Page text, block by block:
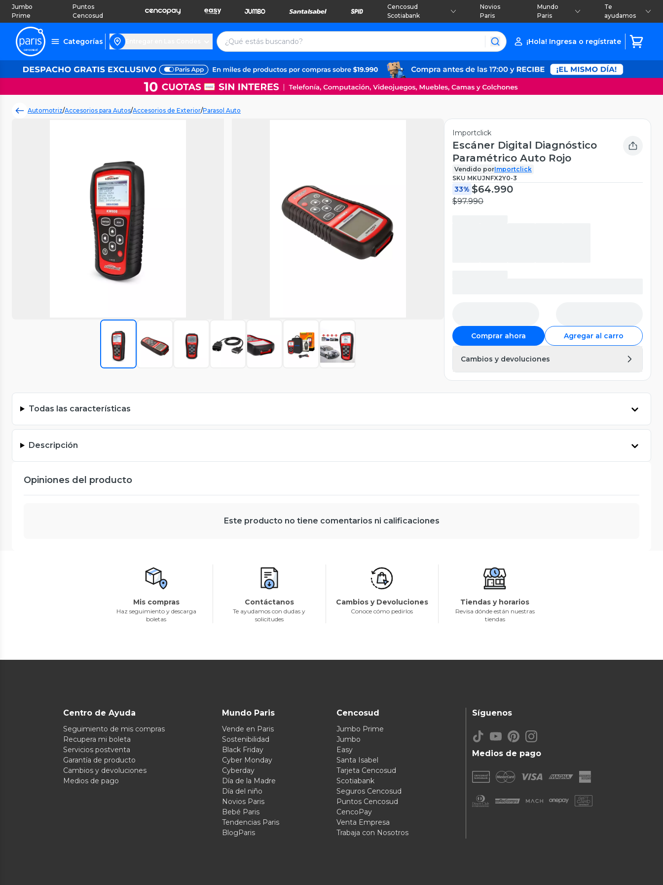
Jumbo
Prime
Puntos
Cencosud
Cencosud
Scotiabank
Novios
Paris
Mundo
Paris
Te
ayudamos
Categorías ¡Hola! Ingresa o regístrate
Automotriz/Accesorios para Autos/Accesorios de Exterior/Parasol Auto
Importclick
Escáner Digital Diagnóstico
Paramétrico Auto Rojo
Vendido porImportclick
SKU MKUJNFX2Y0-3
33% $64.990
$97.990
Comprar ahora Agregar al carro
Cambios y devoluciones
Todas las características
Descripción
Opiniones del producto
Este producto no tiene comentarios ni calificaciones
Mis compras
Haz seguimiento y descarga
boletas
Contáctanos
Te ayudamos con dudas y
solicitudes
Cambios y Devoluciones
Conoce cómo pedirlos
Tiendas y horarios
Revisa dónde están nuestras
tiendas
Centro de Ayuda
Seguimiento de mis compras
Recupera mi boleta
Servicios postventa
Garantía de producto
Cambios y devoluciones
Medios de pago
Mundo Paris
Vende en Paris
Sostenibilidad
Black Friday
Cyber Monday
Cyberday
Día de la Madre
Día del niño
Novios Paris
Bebé Paris
Tendencias Paris
BlogParis
Cencosud
Jumbo Prime
Jumbo
Easy
Santa Isabel
Tarjeta Cencosud
Scotiabank
Seguros Cencosud
Puntos Cencosud
CencoPay
Venta Empresa
Trabaja con Nosotros
Medios de pago
Síguenos